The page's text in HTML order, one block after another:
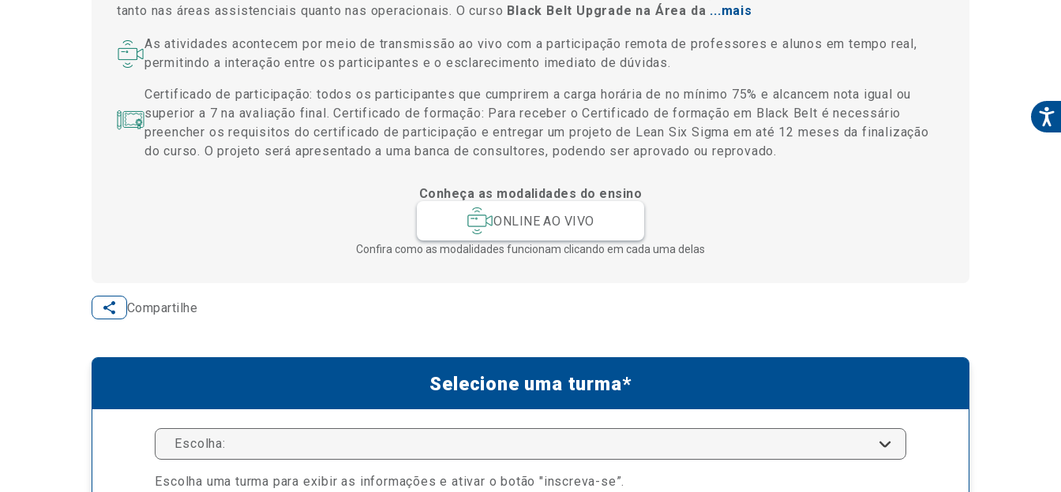
tanto nas áreas assistenciais quanto nas operacionais. O curso Black Belt Upgrade na Área da ...mais
As atividades acontecem por meio de transmissão ao vivo com a participação remota de professores e alunos em tempo real,
permitindo a interação entre os participantes e o esclarecimento imediato de dúvidas.
Certificado de participação: todos os participantes que cumprirem a carga horária de no mínimo 75% e alcancem nota igual ou
superior a 7 na avaliação final. Certificado de formação: Para receber o Certificado de formação em Black Belt é necessário
preencher os requisitos do certificado de participação e entregar um projeto de Lean Six Sigma em até 12 meses da finalização
do curso. O projeto será apresentado a uma banca de consultores, podendo ser aprovado ou reprovado.
Conheça as modalidades do ensino
ONLINE AO VIVO
Confira como as modalidades funcionam clicando em cada uma delas
Compartilhe
Selecione uma turma*
Escolha:
Escolha uma turma para exibir as informações e ativar o botão "inscreva-se”.